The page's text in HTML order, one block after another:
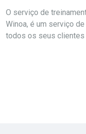
O serviço de
Winoa, é um serviço
todos os seus clientes